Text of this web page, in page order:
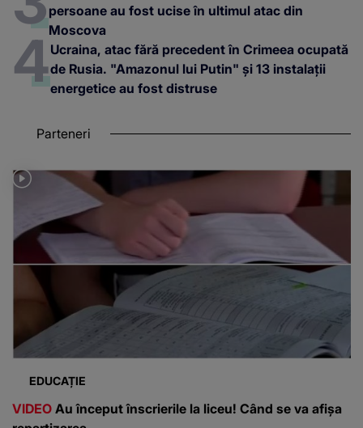
persoane au fost ucise în ultimul atac din
Moscova
Ucraina, atac fără precedent în Crimeea ocupată
de Rusia. "Amazonul lui Putin" și 13 instalații
energetice au fost distruse
Parteneri
EDUCAȚIE
VIDEO Au început înscrierile la liceu! Când se va afișa